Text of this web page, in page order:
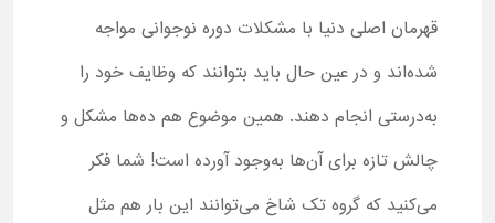
قهرمان اصلی دنیا با مشکلات دوره نوجوانی مواجه
شده‌اند و در عین حال باید بتوانند که وظایف خود را
به‌درستی انجام دهند. همین موضوع هم ده‌ها مشکل و
چالش تازه برای آن‌ها به‌وجود آورده است! شما فکر
می‌کنید که گروه تک شاخ‌ می‌توانند این بار هم مثل